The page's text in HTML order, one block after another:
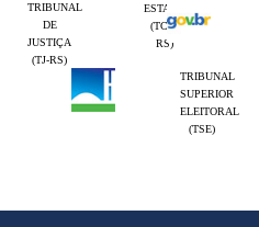
ESTADO
(TCE-
RS)
TRIBUNAL
DE
JUSTIÇA
(TJ-RS)
TRIBUNAL
SUPERIOR
ELEITORAL
(TSE)